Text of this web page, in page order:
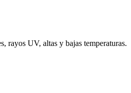
rayos UV, altas y bajas temperaturas.